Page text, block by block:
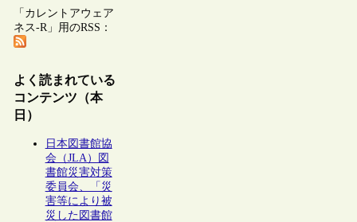
「カレントアウェア
ネス-R」用のRSS：
よく読まれている
コンテンツ（本
日）
日本図書館協
会（JLA）図
書館災害対策
委員会、「災
害等により被
災した図書館